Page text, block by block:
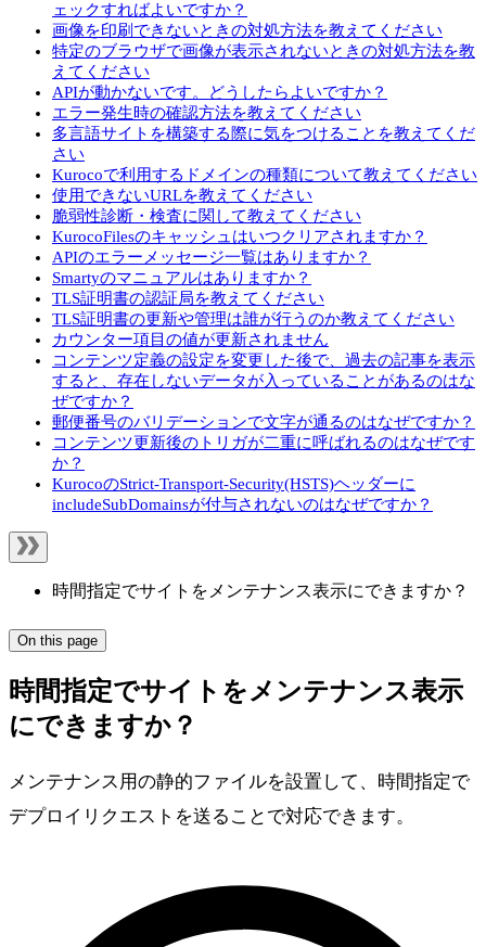
ェックすればよいですか？
画像を印刷できないときの対処方法を教えてください
特定のブラウザで画像が表示されないときの対処方法を教
えてください
APIが動かないです。どうしたらよいですか？
エラー発生時の確認方法を教えてください
多言語サイトを構築する際に気をつけることを教えてくだ
さい
Kurocoで利用するドメインの種類について教えてください
使用できないURLを教えてください
脆弱性診断・検査に関して教えてください
KurocoFilesのキャッシュはいつクリアされますか？
APIのエラーメッセージ一覧はありますか？
Smartyのマニュアルはありますか？
TLS証明書の認証局を教えてください
TLS証明書の更新や管理は誰が行うのか教えてください
カウンター項目の値が更新されません
コンテンツ定義の設定を変更した後で、過去の記事を表示
すると、存在しないデータが入っていることがあるのはな
ぜですか？
郵便番号のバリデーションで文字が通るのはなぜですか？
コンテンツ更新後のトリガが二重に呼ばれるのはなぜです
か？
KurocoのStrict-Transport-Security(HSTS)ヘッダーに
includeSubDomainsが付与されないのはなぜですか？
時間指定でサイトをメンテナンス表示にできますか？
On this page
時間指定でサイトをメンテナンス表示
にできますか？
メンテナンス用の静的ファイルを設置して、時間指定で
デプロイリクエストを送ることで対応できます。